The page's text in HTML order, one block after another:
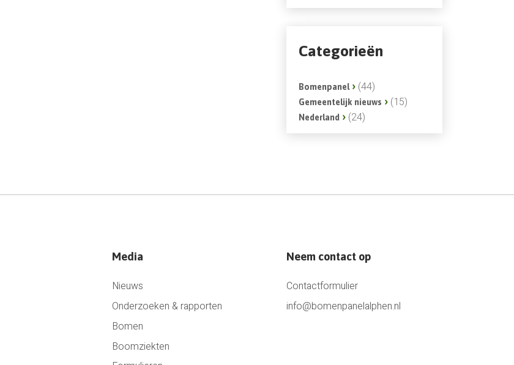
Categorieën
Bomenpanel (44)
Gemeentelijk nieuws (15)
Nederland (24)
Media
Nieuws
Onderzoeken & rapporten
Bomen
Boomziekten
Neem contact op
Contactformulier
info@bomenpanelalphen.nl